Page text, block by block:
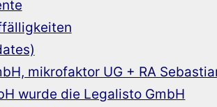
mikrofaktor UG + RA
wurde die Legalisto GmbH